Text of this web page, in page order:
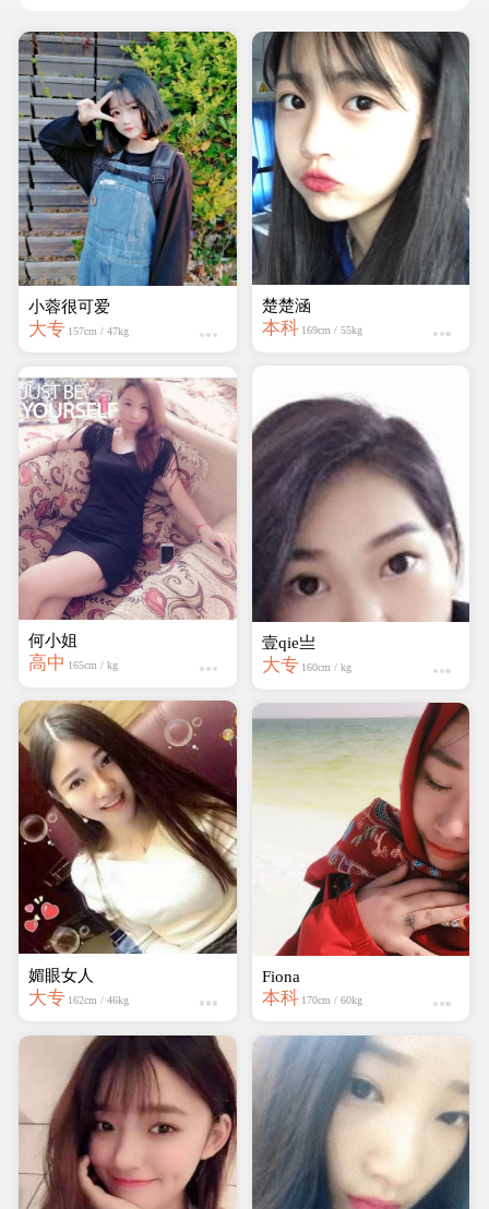
小蓉很可爱
大专 157cm / 47kg
何小姐
高中 165cm / kg
媚眼女人
大专 162cm / 46kg
楚楚涵
本科 169cm / 55kg
壹qie亗
大专 160cm / kg
Fiona
本科 170cm / 60kg